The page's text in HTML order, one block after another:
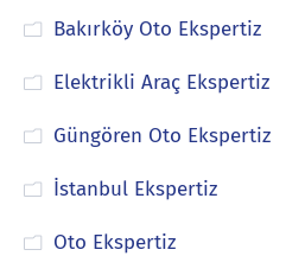
Bakırköy Oto Ekspertiz
Elektrikli Araç Ekspertiz
Güngören Oto Ekspertiz
İstanbul Ekspertiz
Oto Ekspertiz